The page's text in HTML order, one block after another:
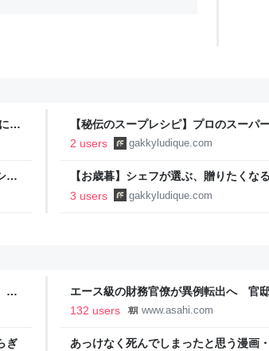
引
【秘伝のスープレシピ】プロのスーパ
作り方 | FOOD FREAK by Chef Gakky
2 users gakkyludique.com
ー
【お歳暮】シェフが選ぶ、贈りたく
FOOD FREAK by Chef Gakky
3 users gakkyludique.com
女
エース級の財務官僚が異例転出へ 官
新聞
132 users www.asahi.com
ぎ
あっけなく死んでしまったと思う漫画